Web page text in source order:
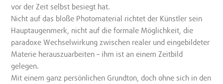
vor der Zeit selbst besiegt hat.
Nicht auf das bloße Photomaterial richtet der Künstler sein
Hauptaugenmerk, nicht auf die formale Möglichkeit, die
paradoxe Wechselwirkung zwischen realer und eingebildeter
Materie herauszuarbeiten – ihm ist an einem Zeitbild
gelegen.
Mit einem ganz persönlichen Grundton, doch ohne sich in den